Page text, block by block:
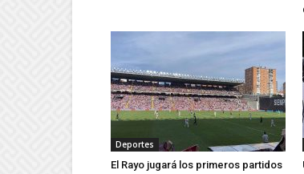
Deportes
El Rayo jugará los primeros partidos